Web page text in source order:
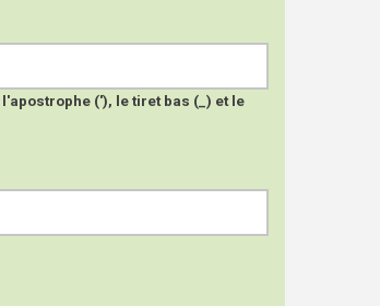
('), le tiret bas (_) et le